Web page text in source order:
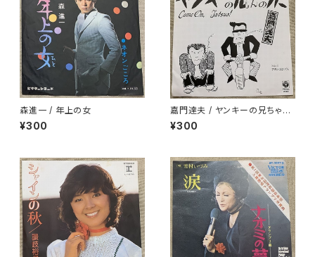
森進一 / 年上の女
¥300
嘉門達夫 / ヤンキーの兄ちゃん
のうた
¥300